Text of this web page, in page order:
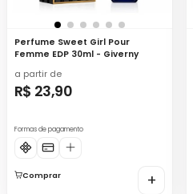
Perfume Sweet Girl Pour
Femme EDP 30ml - Giverny
a partir de
R$ 23,90
Formas de pagamento
Comprar +